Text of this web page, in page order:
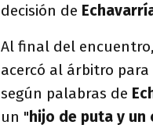
decisión de
Al final del encuentro,
acercó al árbitro
según palabras de
un " hijo de puta y un